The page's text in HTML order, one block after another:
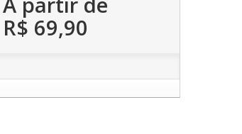
R$ 69,90